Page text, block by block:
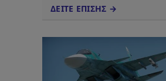
ΔΕΙΤΕ ΕΠΙΣΗΣ →